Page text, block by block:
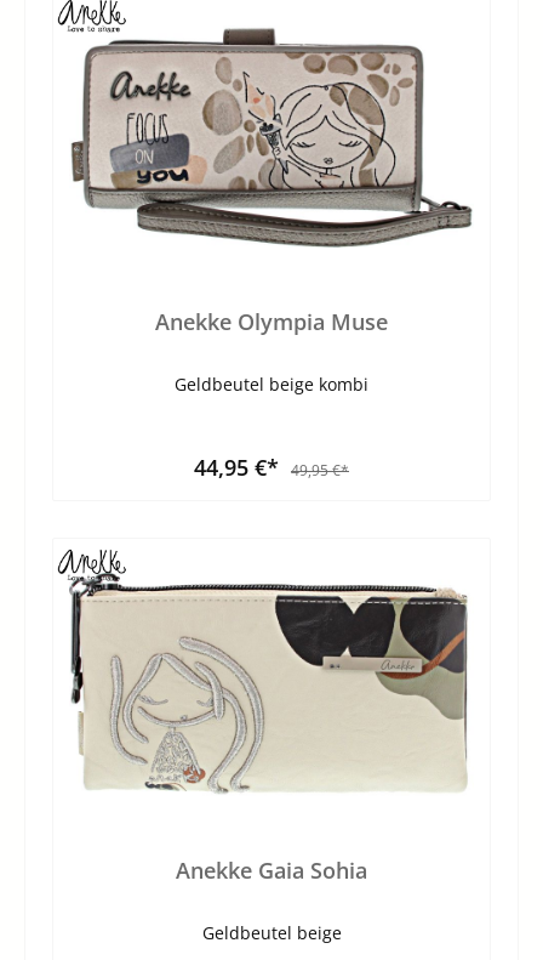
Anekke Olympia Muse
Geldbeutel beige kombi
44,95 €* 49,95 €*
Anekke Gaia Sohia
Geldbeutel beige